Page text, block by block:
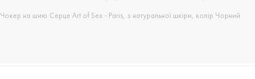
Чокер на шию Серце Art of Sex - Paris, з натуральної шкіри, колір Чорний